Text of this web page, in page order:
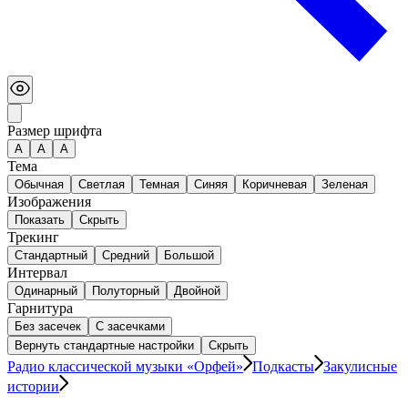
Размер шрифта
А A A
Тема
Обычная Светлая Темная Синяя Коричневая Зеленая
Изображения
Показать Скрыть
Трекинг
Стандартный Средний Большой
Интервал
Одинарный Полуторный Двойной
Гарнитура
Без засечек
С засечками
Вернуть стандартные настройки
Скрыть
Радио классической музыки «Орфей» Подкасты Закулисные
истории